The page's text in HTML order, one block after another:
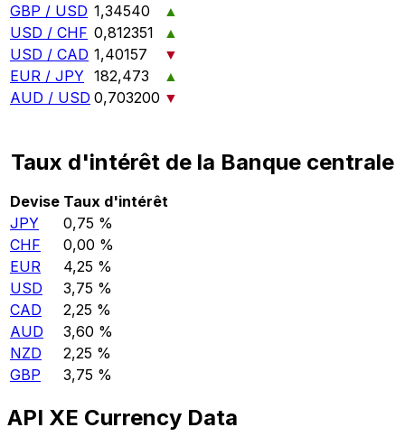
GBP / USD 1,34540
▲
USD / CHF 0,812351
▲
USD / CAD 1,40157
▼
EUR / JPY 182,473
▲
AUD / USD 0,703200 ▼
Taux d'intérêt de la Banque centrale
Devise Taux d'intérêt
JPY
0,75 %
CHF
0,00 %
EUR
4,25 %
USD
3,75 %
CAD
2,25 %
AUD
3,60 %
NZD
2,25 %
GBP
3,75 %
API XE Currency Data